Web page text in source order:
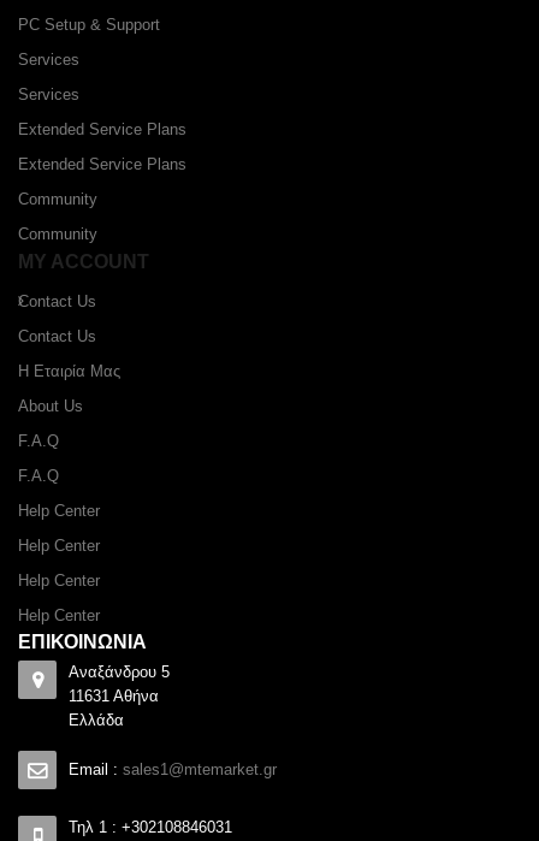
PC Setup & Support
Services
Services
Extended Service Plans
Extended Service Plans
Community
Community
MY ACCOUNT
Contact Us
Contact Us
Η Εταιρία Μας
About Us
F.A.Q
F.A.Q
Help Center
Help Center
Help Center
Help Center
ΕΠΙΚΟΙΝΩΝΙΑ
Αναξάνδρου 5
11631 Αθήνα
Ελλάδα
Email : sales1@mtemarket.gr
Τηλ 1 : +302108846031